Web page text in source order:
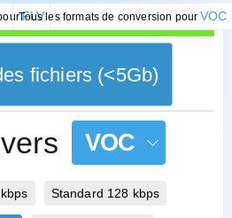
FLV
Tous les formats de conversion pourVOC
fichiers (<5Gb)
vers VOC
Standard 128 kbps